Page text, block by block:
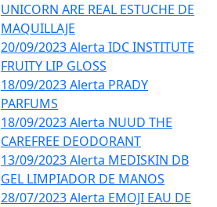
UNICORN ARE REAL ESTUCHE DE
MAQUILLAJE
20/09/2023 Alerta IDC INSTITUTE
FRUITY LIP GLOSS
18/09/2023 Alerta PRADY
PARFUMS
18/09/2023 Alerta NUUD THE
CAREFREE DEODORANT
13/09/2023 Alerta MEDISKIN DB
GEL LIMPIADOR DE MANOS
28/07/2023 Alerta EMOJI EAU DE